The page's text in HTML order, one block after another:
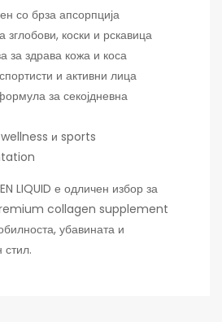
со брза апсорпција
зглобови, коски и рскавица
за здрава кожа и коса
и активни лица
за секојдневна
wellness и sports
LIQUID е одличен избор за
collagen supplement
убавината и
стил.